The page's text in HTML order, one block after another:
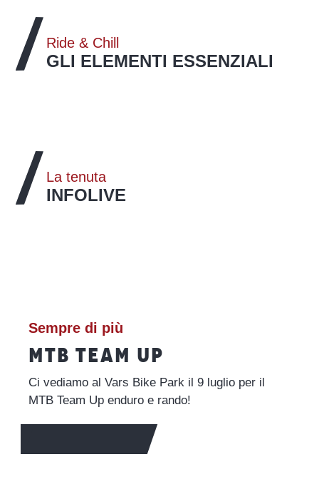
Ride & Chill
GLI ELEMENTI ESSENZIALI
La tenuta
INFOLIVE
Sempre di più
MTB TEAM UP
Ci vediamo al Vars Bike Park il 9 luglio per il
MTB Team Up enduro e rando!